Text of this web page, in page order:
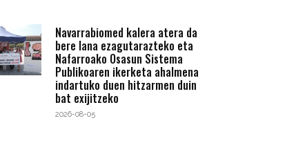
Navarrabiomed kalera atera da
bere lana ezagutarazteko eta
Nafarroako Osasun Sistema
Publikoaren ikerketa ahalmena
indartuko duen hitzarmen duin
bat exijitzeko
2026-08-05